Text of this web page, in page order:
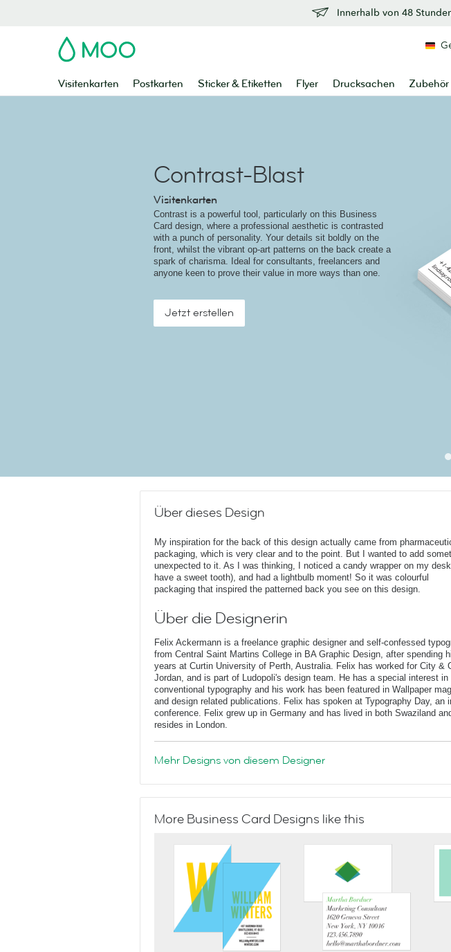
Innerhalb von 48
MOO
Visitenkarten Postkarten Sticker & Etiketten Flyer Drucksachen Zubehör
Contrast-Blast
Visitenkarten
Contrast is a powerful tool, particularly on this Business
Card design, where a professional aesthetic is contrasted
with a punch of personality. Your details sit boldly on the
front, whilst the vibrant op-art patterns on the back create a
spark of charisma. Ideal for consultants, freelancers and
anyone keen to prove their value in more ways than one.
Jetzt erstellen
Über dieses Design
My inspiration for the back of this design actually came from
packaging, which is very clear and to the point. But I wanted to add
unexpected to it. As I was thinking, I noticed a candy wrapper on my desk
have a sweet tooth), and had a lightbulb moment! So it was colourful
packaging that inspired the patterned back you see on this design.
Über die Designerin
Felix Ackermann is a freelance graphic designer and self-confessed
from Central Saint Martins College in BA Graphic Design, after spending
years at Curtin University of Perth, Australia. Felix has worked for City &
Jordan, and is part of Ludopoli's design team. He has a special interest
conventional typography and his work has been featured in Wallpaper
and design related publications. Felix has spoken at Typography Day, an
conference. Felix grew up in Germany and has lived in both Swaziland
resides in London.
Mehr Designs von diesem Designer
More Business Card Designs like this